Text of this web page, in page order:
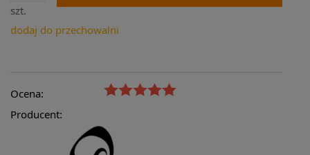
szt.
dodaj do przechowalni
Ocena:
Producent: